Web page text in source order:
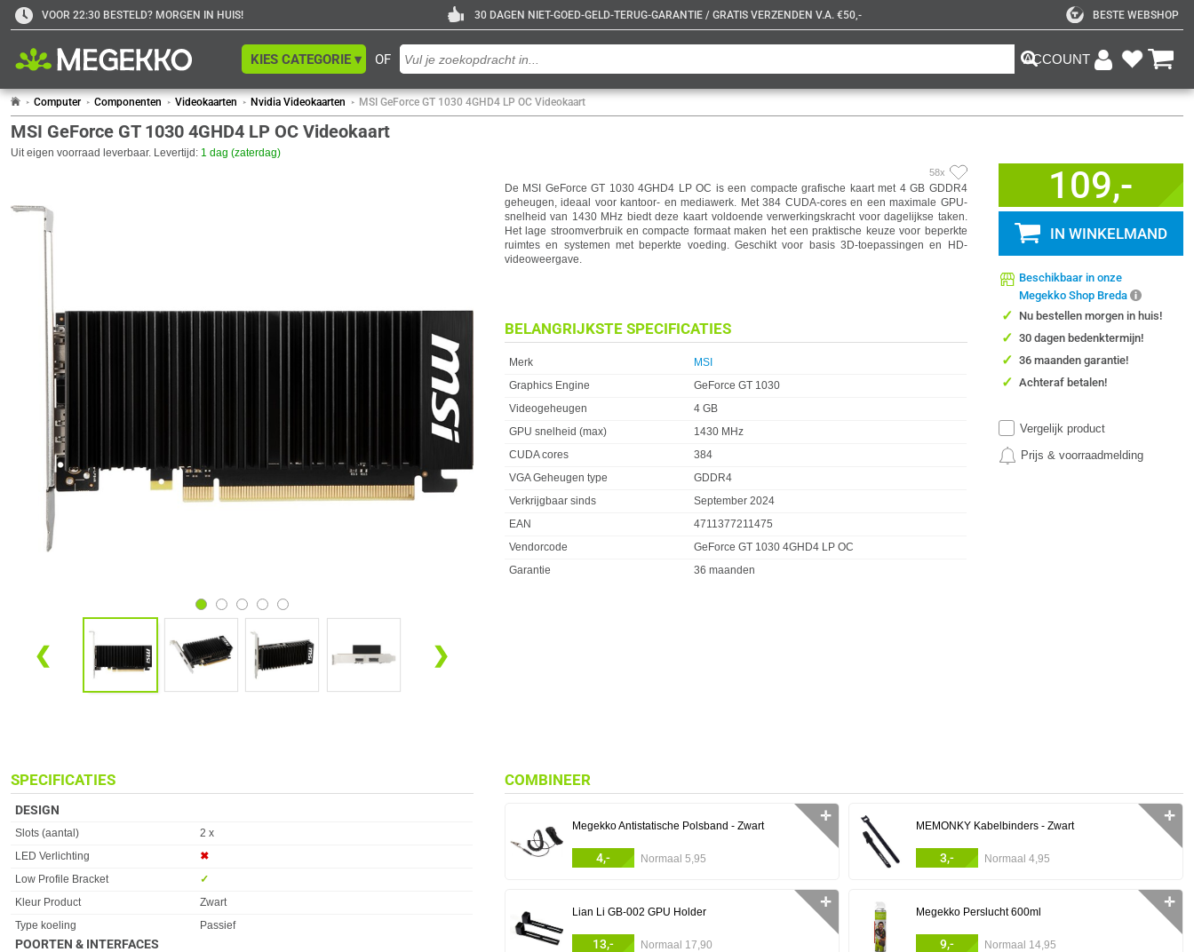
VOOR 22:30 BESTELD? MORGEN IN HUIS! 30 DAGEN NIET-GOED-GELD-TERUG-GARANTIE / GRATIS VERZENDEN V.A. €50,- BESTE WEBSHOP
OF
KIES CATEGORIE ▾ ACCOUNT
Computer Componenten Videokaarten Nvidia Videokaarten MSI GeForce GT 1030 4GHD4 LP OC Videokaart
MSI GeForce GT 1030 4GHD4 LP OC Videokaart
Uit eigen voorraad leverbaar. Levertijd: 1 dag (zaterdag)
❮ ❯
58x
De MSI GeForce GT 1030 4GHD4 LP OC is een compacte grafische kaart met 4 GB GDDR4
geheugen, ideaal voor kantoor- en mediawerk. Met 384 CUDA-cores en een maximale GPU-
snelheid van 1430 MHz biedt deze kaart voldoende verwerkingskracht voor dagelijkse taken.
Het lage stroomverbruik en compacte formaat maken het een praktische keuze voor beperkte
ruimtes en systemen met beperkte voeding. Geschikt voor basis 3D-toepassingen en HD-
videoweergave.
BELANGRIJKSTE SPECIFICATIES
Eigenschap
Merk
MSI
Graphics Engine
GeForce GT 1030
Videogeheugen
4 GB
GPU snelheid (max)
1430 MHz
CUDA cores
384
VGA Geheugen type
GDDR4
Verkrijgbaar sinds
September 2024
EAN
4711377211475
Vendorcode
GeForce GT 1030 4GHD4 LP OC
Garantie
36 maanden
109,-
IN WINKELMAND
Beschikbaar in onze
Megekko Shop Breda
✓ Nu bestellen morgen in huis!
✓ 30 dagen bedenktermijn!
✓ 36 maanden garantie!
✓ Achteraf betalen!
Vergelijk product
Prijs & voorraadmelding
SPECIFICATIES
DESIGN
Eigenschap Waarde
Slots (aantal)
2 x
LED Verlichting
✖︎
Low Profile Bracket
✓︎
Kleur Product
Zwart
Type koeling
Passief
POORTEN & INTERFACES
COMBINEER
Megekko Antistatische Polsband - Zwart
4,- Normaal 5,95
✛
MEMONKY Kabelbinders - Zwart
3,- Normaal 4,95
✛
Lian Li GB-002 GPU Holder
13,- Normaal 17,90
✛
Megekko Perslucht 600ml
9,- Normaal 14,95
✛